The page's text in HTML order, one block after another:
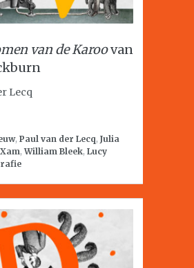
van de Karoovan
Lecq
, Paul van der Lecq, Julia
,William Bleek, Lucy